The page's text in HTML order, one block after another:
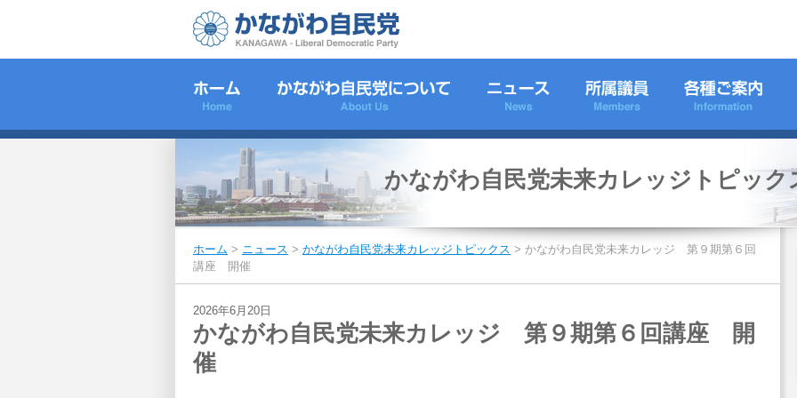
かながわ自民党未来カレッジトピック
ホーム > ニュース > かながわ自民党未来カレッジトピックス > かながわ自民党未来カレッジ 第９期第６回
講座 開催
2026年6月20日
かながわ自民党未来カレッジ 第９期第６回講座 開
催